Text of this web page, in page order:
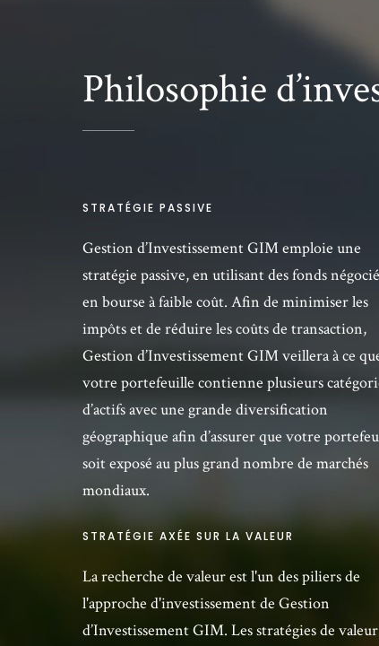
Philosophie
STRATÉGIE PASSIVE
Gestion d’Investissement GIM emploie une
stratégie passive, en utilisant des fonds
en bourse à faible coût. Afin de minimiser les
impôts et de réduire les coûts de transaction,
Gestion d’Investissement GIM veillera à ce
votre portefeuille contienne plusieurs
d’actifs avec une grande diversification
géographique afin d’assurer que votre
soit exposé au plus grand nombre de marchés
mondiaux.
STRATÉGIE AXÉE SUR LA VALEUR
La recherche de valeur est l'un des piliers de
l'approche d'investissement de Gestion
d’Investissement GIM. Les stratégies de valeur